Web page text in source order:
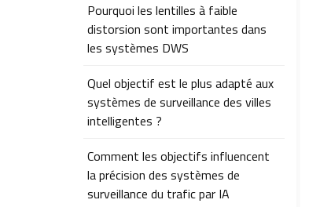
Pourquoi les lentilles à faible
distorsion sont importantes dans
les systèmes DWS
Quel objectif est le plus adapté aux
systèmes de surveillance des villes
intelligentes ?
Comment les objectifs influencent
la précision des systèmes de
surveillance du trafic par IA